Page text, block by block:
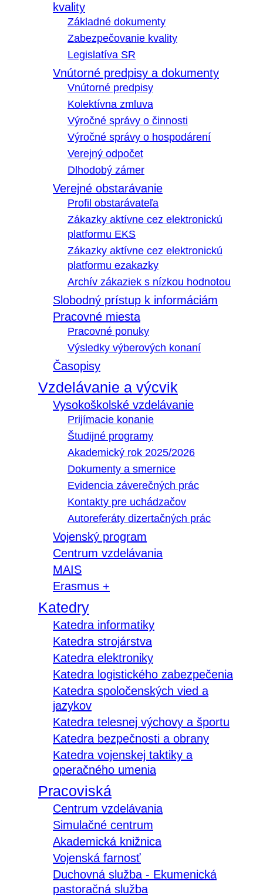
kvality
Základné dokumenty
Zabezpečovanie kvality
Legislatíva SR
Vnútorné predpisy a dokumenty
Vnútorné predpisy
Kolektívna zmluva
Výročné správy o činnosti
Výročné správy o hospodárení
Verejný odpočet
Dlhodobý zámer
Verejné obstarávanie
Profil obstarávateľa
Zákazky aktívne cez elektronickú
platformu EKS
Zákazky aktívne cez elektronickú
platformu ezakazky
Archív zákaziek s nízkou hodnotou
Slobodný prístup k informáciám
Pracovné miesta
Pracovné ponuky
Výsledky výberových konaní
Časopisy
Vzdelávanie a výcvik
Vysokoškolské vzdelávanie
Prijímacie konanie
Študijné programy
Akademický rok 2025/2026
Dokumenty a smernice
Evidencia záverečných prác
Kontakty pre uchádzačov
Autoreferáty dizertačných prác
Vojenský program
Centrum vzdelávania
MAIS
Erasmus +
Katedry
Katedra informatiky
Katedra strojárstva
Katedra elektroniky
Katedra logistického zabezpečenia
Katedra spoločenských vied a
jazykov
Katedra telesnej výchovy a športu
Katedra bezpečnosti a obrany
Katedra vojenskej taktiky a
operačného umenia
Pracoviská
Centrum vzdelávania
Simulačné centrum
Akademická knižnica
Vojenská farnosť
Duchovná služba - Ekumenická
pastoračná služba